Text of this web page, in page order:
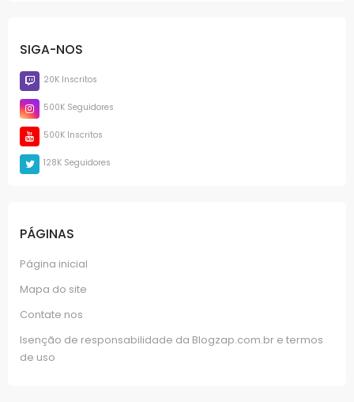
SIGA-NOS
20K Inscritos
500K Seguidores
500K Inscritos
128K Seguidores
PÁGINAS
Página inicial
Mapa do site
Contate nos
Isenção de responsabilidade da Blogzap.com.br e termos
de uso